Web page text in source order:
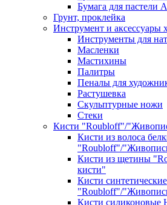
Бумага для пастели
Грунт, проклейка
Инструмент и аксессуары
Инструменты для
Масленки
Мастихины
Палитры
Пеналы для
Растушевка
Скульптурные ножи
Стеки
Кисти "Roubloff"/
Кисти из волоса
"Roubloff"/
Кисти из щетины
кисти"
Кисти синтетические
"Roubloff"/
Кисти силиконовые